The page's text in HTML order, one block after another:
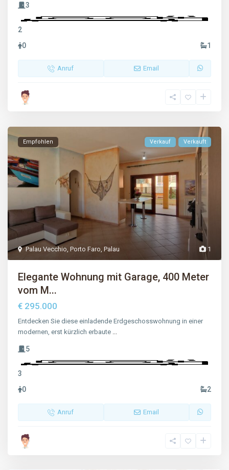
3
2
0
1
Anruf Email
1
Palau Vecchio,Porto Faro,Palau
Empfohlen Verkauf Verkauft
Elegante Wohnung mit Garage, 400 Meter
vom M...
€ 295.000
Entdecken Sie diese einladende Erdgeschosswohnung in einer
modernen, erst kürzlich erbaute ...
5
3
0
2
Anruf Email